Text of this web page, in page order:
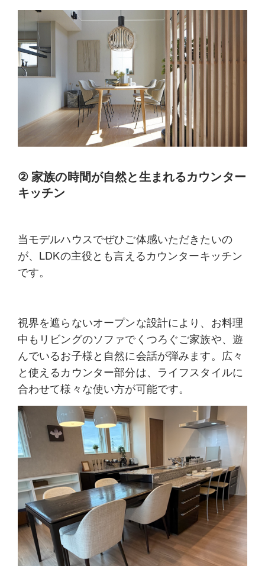
②家族の時間が自然と生まれるカウンター
キッチン
当モデルハウスでぜひご体感いただきたいの
が、 LDKの主役とも言えるカウンターキッチン
です。
視界を遮らないオープンな設計により、お料理
中もリビングのソファでくつろぐご家族や、遊
んでいるお子様と自然に会話が弾みます。広々
と使えるカウンター部分は、ライフスタイルに
合わせて様々な使い方が可能です。